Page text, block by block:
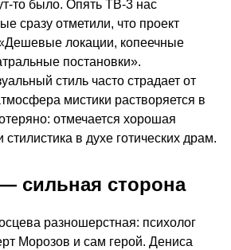
то было. Опять ТВ-3 нас
сразу отметили, что проект
локации, копеечные
постановки».
стиль часто страдает от
мистики растворяется в
отмечается хорошая
в духе готических драм.
сильная сторона
разношерстная: психолог
Морозов и сам герой. Дениса